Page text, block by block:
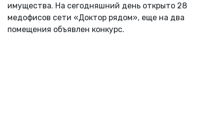
имущества. На сегодняшний день открыто 28
медофисов сети «Доктор рядом», еще на два
помещения объявлен конкурс.